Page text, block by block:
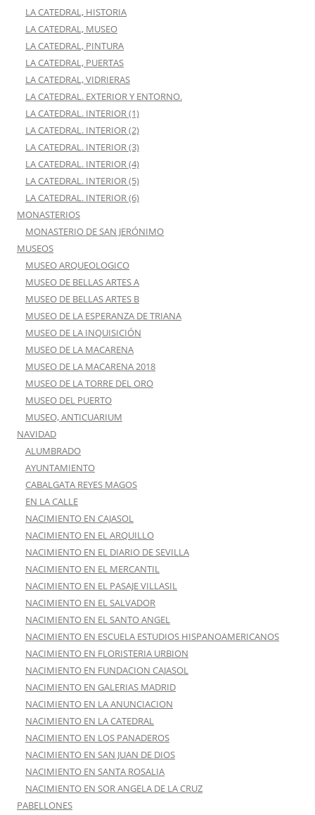
LA CATEDRAL, HISTORIA
LA CATEDRAL, MUSEO
LA CATEDRAL, PINTURA
LA CATEDRAL, PUERTAS
LA CATEDRAL, VIDRIERAS
LA CATEDRAL. EXTERIOR Y ENTORNO.
LA CATEDRAL. INTERIOR (1)
LA CATEDRAL. INTERIOR (2)
LA CATEDRAL. INTERIOR (3)
LA CATEDRAL. INTERIOR (4)
LA CATEDRAL. INTERIOR (5)
LA CATEDRAL. INTERIOR (6)
MONASTERIOS
MONASTERIO DE SAN JERÓNIMO
MUSEOS
MUSEO ARQUEOLOGICO
MUSEO DE BELLAS ARTES A
MUSEO DE BELLAS ARTES B
MUSEO DE LA ESPERANZA DE TRIANA
MUSEO DE LA INQUISICIÓN
MUSEO DE LA MACARENA
MUSEO DE LA MACARENA 2018
MUSEO DE LA TORRE DEL ORO
MUSEO DEL PUERTO
MUSEO, ANTICUARIUM
NAVIDAD
ALUMBRADO
AYUNTAMIENTO
CABALGATA REYES MAGOS
EN LA CALLE
NACIMIENTO EN CAJASOL
NACIMIENTO EN EL ARQUILLO
NACIMIENTO EN EL DIARIO DE SEVILLA
NACIMIENTO EN EL MERCANTIL
NACIMIENTO EN EL PASAJE VILLASIL
NACIMIENTO EN EL SALVADOR
NACIMIENTO EN EL SANTO ANGEL
NACIMIENTO EN ESCUELA ESTUDIOS HISPANOAMERICANOS
NACIMIENTO EN FLORISTERIA URBION
NACIMIENTO EN FUNDACION CAJASOL
NACIMIENTO EN GALERIAS MADRID
NACIMIENTO EN LA ANUNCIACION
NACIMIENTO EN LA CATEDRAL
NACIMIENTO EN LOS PANADEROS
NACIMIENTO EN SAN JUAN DE DIOS
NACIMIENTO EN SANTA ROSALIA
NACIMIENTO EN SOR ANGELA DE LA CRUZ
PABELLONES